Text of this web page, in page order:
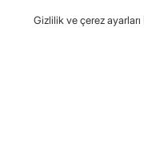
Gizlilik ve çerez ayarları